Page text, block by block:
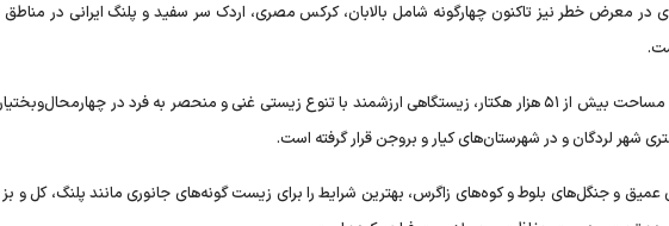
در معرض خطر نیز تاکنون چهارگونه شامل بالابان، کرکس مصری، اردک سر سفید و پلنگ ایرانی در
گفتنی است: منطقه حفاظت‌شدۀ سبزکوه با مساحت بیش از ۵۱ هزار هکتار، زیستگاهی ارزشمند با تنوع زیستی غنی و منحصر به فرد در
و جنگل‌های بلوط و کوه‌های زاگرس، بهترین شرایط را برای زیست گونه‌های جانوری مانند پلنگ، کل و